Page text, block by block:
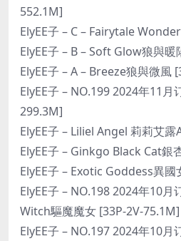
552.1M]
ElyEE子 – C – Fairytale
ElyEE子 – B – Soft Glow狼與暖
ElyEE子 – A – Breeze狼與微風
ElyEE子 – NO.199 2024年11月
299.3M]
ElyEE子 – Liliel Angel 莉莉艾露
ElyEE子 – Ginkgo Black Cat銀
ElyEE子 – Exotic Goddess異國
ElyEE子 – NO.198 2024年10
Witch驅魔魔女 [33P-2V-75.1M]
ElyEE子 – NO.197 2024年10